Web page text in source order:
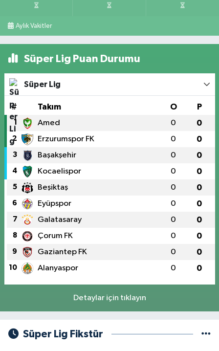
Aylık Vakitler
Süper Lig Puan Durumu
Süper Lig
# Takım O P
1 Amed 0 0
2 Erzurumspor FK 0 0
3 Başakşehir 0 0
4 Kocaelispor 0 0
5 Beşiktaş 0 0
6 Eyüpspor 0 0
7 Galatasaray 0 0
8 Çorum FK 0 0
9 Gaziantep FK 0 0
10 Alanyaspor 0 0
Detaylar için tıklayın
Süper Lig Fikstür